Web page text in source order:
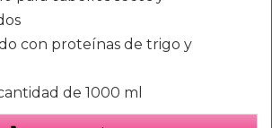
con proteínas de trigo y
de 1000 ml